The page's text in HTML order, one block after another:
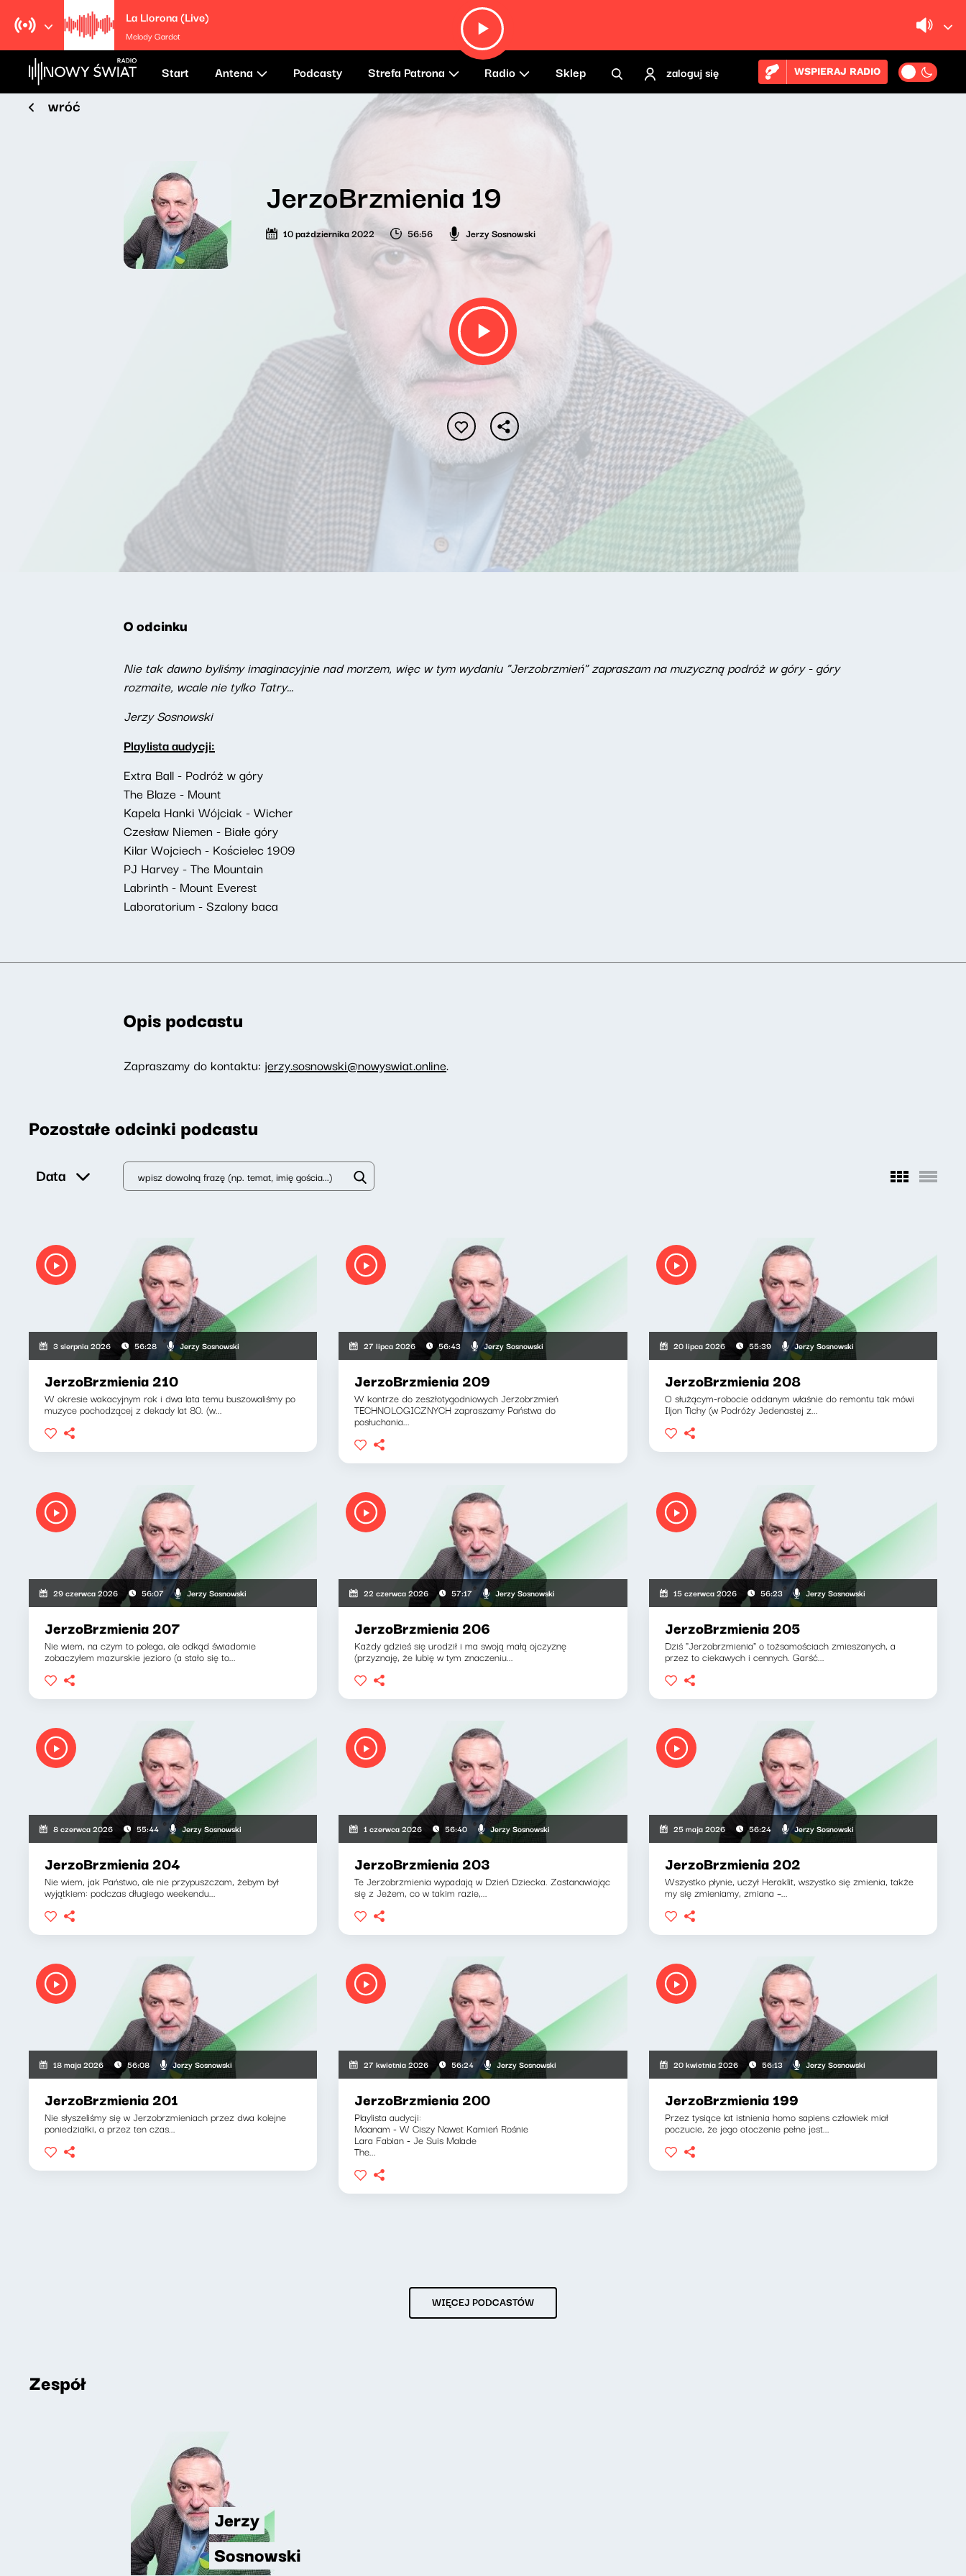
La Llorona (Live)
Melody Gardot
Start Antena Podcasty Strefa Patrona Radio Sklep zaloguj się WSPIERAJ RADIO
wróć
JerzoBrzmienia 19
10 października 2022 56:56 Jerzy Sosnowski
O odcinku
Nie tak dawno byliśmy imaginacyjnie nad morzem, więc w tym wydaniu "Jerzobrzmień" zapraszam na muzyczną podróż w góry - góry
rozmaite, wcale nie tylko Tatry...
Jerzy Sosnowski
Playlista audycji:
Extra Ball - Podróż w góry
The Blaze - Mount
Kapela Hanki Wójciak - Wicher
Czesław Niemen - Białe góry
Kilar Wojciech - Kościelec 1909
PJ Harvey - The Mountain
Labrinth - Mount Everest
Laboratorium - Szalony baca
Opis podcastu
Zapraszamy do kontaktu: jerzy.sosnowski@nowyswiat.online.
Pozostałe odcinki podcastu
Data
3 sierpnia 2026 56:28 Jerzy Sosnowski
JerzoBrzmienia 210
W okresie wakacyjnym rok i dwa lata temu buszowaliśmy po
muzyce pochodzącej z dekady lat 80. (w...
27 lipca 2026 56:43 Jerzy Sosnowski
JerzoBrzmienia 209
W kontrze do zeszłotygodniowych Jerzobrzmień
TECHNOLOGICZNYCH zapraszamy Państwa do
posłuchania...
20 lipca 2026 55:39 Jerzy Sosnowski
JerzoBrzmienia 208
O służącym-robocie oddanym właśnie do remontu tak mówi
Iljon Tichy (w Podróży Jedenastej z...
29 czerwca 2026 56:07 Jerzy Sosnowski
JerzoBrzmienia 207
Nie wiem, na czym to polega, ale odkąd świadomie
zobaczyłem mazurskie jezioro (a stało się to...
22 czerwca 2026 57:17 Jerzy Sosnowski
JerzoBrzmienia 206
Każdy gdzieś się urodził i ma swoją małą ojczyznę
(przyznaję, że lubię w tym znaczeniu...
15 czerwca 2026 56:23 Jerzy Sosnowski
JerzoBrzmienia 205
Dziś "Jerzobrzmienia" o tożsamościach zmieszanych, a
przez to ciekawych i cennych. Garść...
8 czerwca 2026 55:44 Jerzy Sosnowski
JerzoBrzmienia 204
Nie wiem, jak Państwo, ale nie przypuszczam, żebym był
wyjątkiem: podczas długiego weekendu...
1 czerwca 2026 56:40 Jerzy Sosnowski
JerzoBrzmienia 203
Te Jerzobrzmienia wypadają w Dzień Dziecka. Zastanawiając
się z Jeżem, co w takim razie,...
25 maja 2026 56:24 Jerzy Sosnowski
JerzoBrzmienia 202
Wszystko płynie, uczył Heraklit, wszystko się zmienia, także
my się zmieniamy, zmiana –...
18 maja 2026 56:08 Jerzy Sosnowski
JerzoBrzmienia 201
Nie słyszeliśmy się w Jerzobrzmieniach przez dwa kolejne
poniedziałki, a przez ten czas...
27 kwietnia 2026 56:24 Jerzy Sosnowski
JerzoBrzmienia 200
Playlista audycji:
Maanam - W Ciszy Nawet Kamień Rośnie
Lara Fabian - Je Suis Malade
The...
20 kwietnia 2026 56:13 Jerzy Sosnowski
JerzoBrzmienia 199
Przez tysiące lat istnienia homo sapiens człowiek miał
poczucie, że jego otoczenie pełne jest...
WIĘCEJ PODCASTÓW
Zespół
Jerzy
Sosnowski